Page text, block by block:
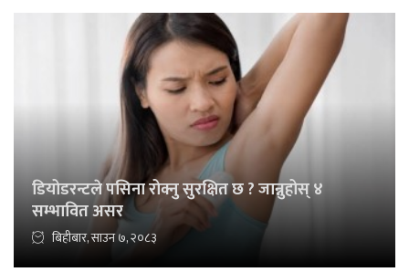
डियोडरन्टले पसिना रोक्नु सुरक्षित छ ? जान्नुहोस् ४
सम्भावित असर
बिहीबार, साउन ७, २०८३